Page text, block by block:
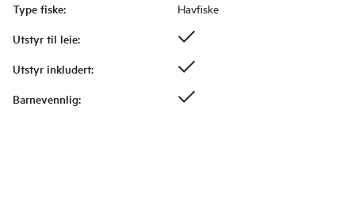
Type fiske: Havfiske
Utstyr til leie:
Utstyr inkludert:
Barnevennlig: